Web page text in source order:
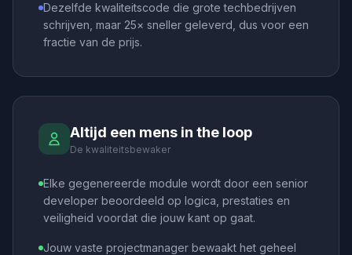
Dezelfde kwaliteitscode die grote techbedrijven
schrijven, maar 25× sneller geleverd, dus voor een
fractie van de prijs.
Altijd een mens in the loop
De kwaliteitsbewaker
Elke gegenereerde module wordt door een senior
developer beoordeeld op logica, prestaties en
veiligheid voordat die jouw kant op gaat.
Jouw vaste projectmanager bewaakt het geheel